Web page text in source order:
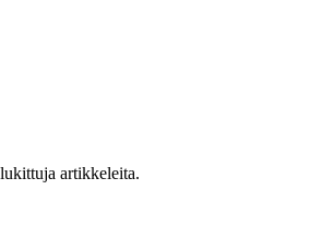
artikkeleita.